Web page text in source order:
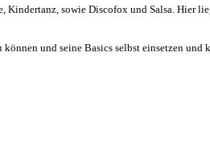
sowie Discofox und Salsa. Hier
und seine Basics selbst einsetzen und